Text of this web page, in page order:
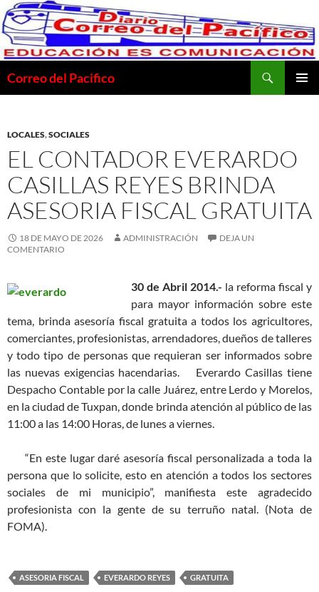
Saltar
al
contenido
Correo del Pacifico
LOCALES,SOCIALES
EL CONTADOR EVERARDO
CASILLAS REYES BRINDA
ASESORIA FISCAL GRATUITA
18 DE MAYO DE 2026 ADMINISTRACIÓN
DEJA UN
COMENTARIO
30 de Abril 2014.- la reforma fiscal y
para mayor información sobre este
tema, brinda asesoría fiscal gratuita a todos los agricultores,
comerciantes, profesionistas, arrendadores, dueños de talleres
y todo tipo de personas que requieran ser informados sobre
las nuevas exigencias hacendarias. Everardo Casillas tiene
Despacho Contable por la calle Juárez, entre Lerdo y Morelos,
en la ciudad de Tuxpan, donde brinda atención al público de las
11:00 a las 14:00 Horas, de lunes a viernes.
“En este lugar daré asesoría fiscal personalizada a toda la
persona que lo solicite, esto en atención a todos los sectores
sociales de mi municipio”, manifiesta este agradecido
profesionista con la gente de su terruño natal. (Nota de
FOMA).
ASESORIA FISCAL EVERARDO REYES GRATUITA